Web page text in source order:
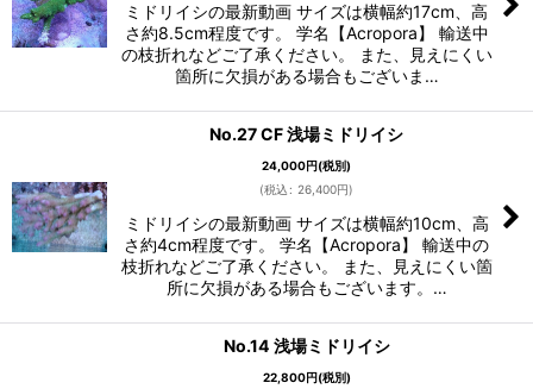
ミドリイシの最新動画 サイズは横幅約17cm、高
さ約8.5cm程度です。 学名【Acropora】 輸送中
の枝折れなどご了承ください。 また、見えにくい
箇所に欠損がある場合もございま…
No.27 CF 浅場ミドリイシ
24,000円(税別)
(税込 : 26,400円)
ミドリイシの最新動画 サイズは横幅約10cm、高
さ約4cm程度です。 学名【Acropora】 輸送中の
枝折れなどご了承ください。 また、見えにくい箇
所に欠損がある場合もございます。…
No.14 浅場ミドリイシ
22,800円(税別)